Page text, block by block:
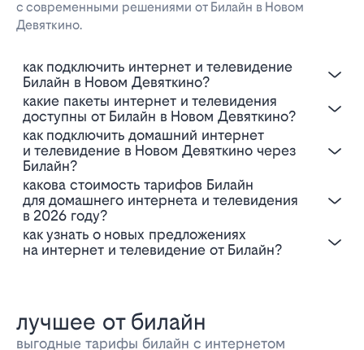
с современными решениями от Билайн в Новом
Девяткино.
Как подключить интернет и телевидение
Билайн в Новом Девяткино?
Какие пакеты интернет и телевидения
доступны от Билайн в Новом Девяткино?
Как подключить домашний интернет
и телевидение в Новом Девяткино через
Билайн?
Какова стоимость тарифов Билайн
для домашнего интернета и телевидения
в 2026 году?
Как узнать о новых предложениях
на интернет и телевидение от Билайн?
лучшее от билайн
выгодные тарифы билайн с интернетом